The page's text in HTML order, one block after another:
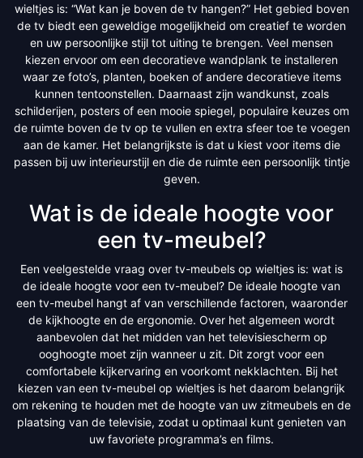
wieltjes is: “Wat kan je boven de tv hangen?” Het gebied boven
de tv biedt een geweldige mogelijkheid om creatief te worden
en uw persoonlijke stijl tot uiting te brengen. Veel mensen
kiezen ervoor om een decoratieve wandplank te installeren
waar ze foto’s, planten, boeken of andere decoratieve items
kunnen tentoonstellen. Daarnaast zijn wandkunst, zoals
schilderijen, posters of een mooie spiegel, populaire keuzes om
de ruimte boven de tv op te vullen en extra sfeer toe te voegen
aan de kamer. Het belangrijkste is dat u kiest voor items die
passen bij uw interieurstijl en die de ruimte een persoonlijk tintje
geven.
Wat is de ideale hoogte voor
een tv-meubel?
Een veelgestelde vraag over tv-meubels op wieltjes is: wat is
de ideale hoogte voor een tv-meubel? De ideale hoogte van
een tv-meubel hangt af van verschillende factoren, waaronder
de kijkhoogte en de ergonomie. Over het algemeen wordt
aanbevolen dat het midden van het televisiescherm op
ooghoogte moet zijn wanneer u zit. Dit zorgt voor een
comfortabele kijkervaring en voorkomt nekklachten. Bij het
kiezen van een tv-meubel op wieltjes is het daarom belangrijk
om rekening te houden met de hoogte van uw zitmeubels en de
plaatsing van de televisie, zodat u optimaal kunt genieten van
uw favoriete programma’s en films.